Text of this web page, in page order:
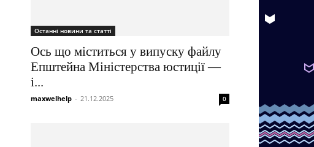
Останні новини та статті
Ось що міститься у випуску файлу
Епштейна Міністерства юстиції —
і...
maxwelhelp - 21.12.2025 0